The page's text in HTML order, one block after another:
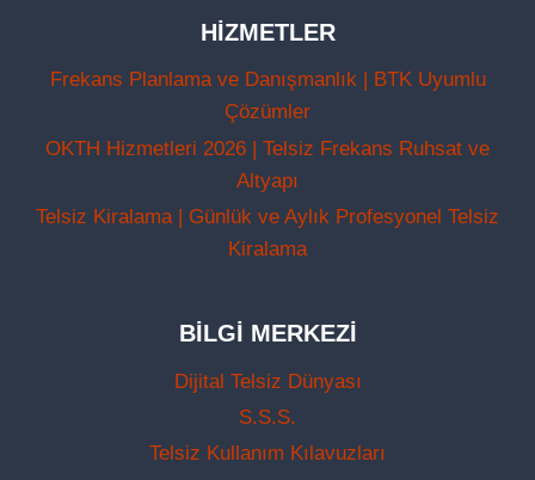
HIZMETLER
Frekans Planlama ve Danışmanlık | BTK Uyumlu
Çözümler
OKTH Hizmetleri 2026 | Telsiz Frekans Ruhsat ve
Altyapı
Telsiz Kiralama | Günlük ve Aylık Profesyonel Telsiz
Kiralama
BILGI MERKEZI
Dijital Telsiz Dünyası
S.S.S.
Telsiz Kullanım Kılavuzları